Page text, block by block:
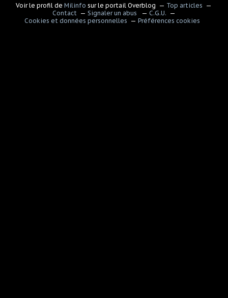
Voir le profil deMilinfo sur le portail Overblog
Top articles
Contact
Signaler un abus
C.G.U.
Cookies et données personnelles
Préférences cookies